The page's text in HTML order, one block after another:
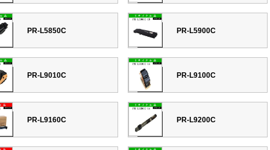
PR-L5850C PR-L5900C
PR-L9010C PR-L9100C
PR-L9160C PR-L9200C